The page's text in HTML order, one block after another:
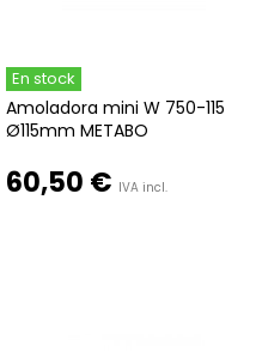
En stock
Amoladora mini W 750-115
Ø115mm METABO
60,50 € IVA incl.